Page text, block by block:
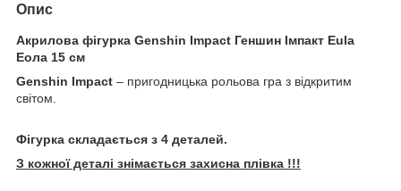
Опис
Акрилова фігурка Genshin Impact Геншин Імпакт Eula
Еола 15 см
Genshin Impact – пригодницька рольова гра з відкритим
світом.
Фігурка складається з 4 деталей.
З кожної деталі знімається захисна плівка !!!